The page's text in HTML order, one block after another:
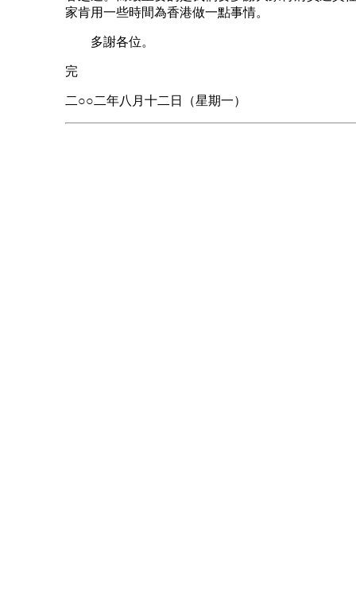
家肯用一些時間為香港做一點事情。
多謝各位。
完
二○○二年八月十二日（星期一）